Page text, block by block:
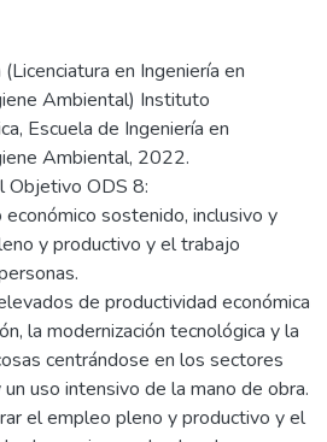
en Ingeniería en
Ambiental) Instituto
Escuela de Ingeniería en
Ambiental, 2022.
Objetivo ODS 8:
sostenido, inclusivo y
y productivo y el trabajo
de productividad económica
la modernización tecnológica y la
centrándose en los sectores
uso intensivo de la mano de obra.
el empleo pleno y productivo y el